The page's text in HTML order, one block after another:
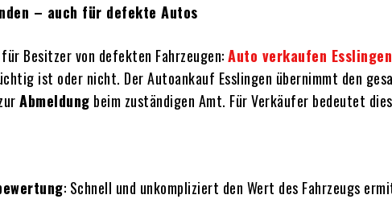
– auch für defekte Autos
Besitzer von defekten Fahrzeugen:Auto verkaufen
ist oder nicht. Der Autoankauf Esslingen übernimmt den
Abmeldung beim zuständigen Amt. Für Verkäufer bedeutet
: Schnell und unkompliziert den Wert des Fahrzeugs